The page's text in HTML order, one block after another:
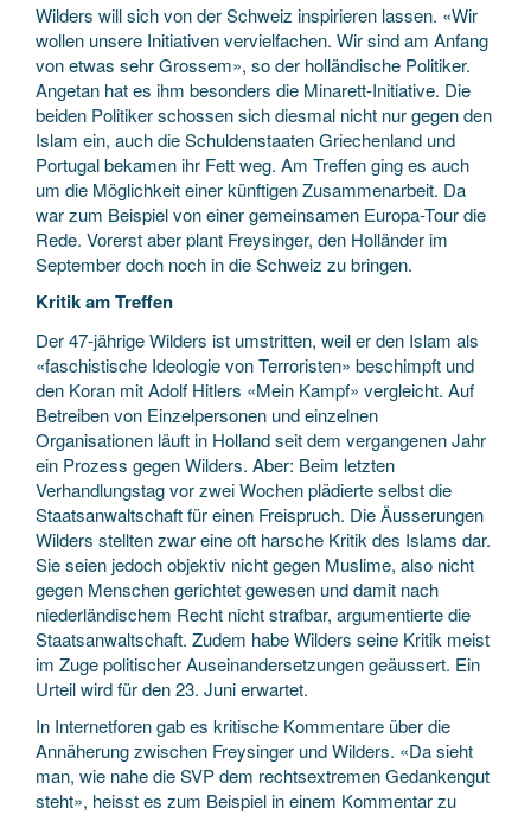
Wilders will sich von der Schweiz inspirieren lassen. «Wir
wollen unsere Initiativen vervielfachen. Wir sind am Anfang
von etwas sehr Grossem», so der holländische Politiker.
Angetan hat es ihm besonders die Minarett-Initiative. Die
beiden Politiker schossen sich diesmal nicht nur gegen den
Islam ein, auch die Schuldenstaaten Griechenland und
Portugal bekamen ihr Fett weg. Am Treffen ging es auch
um die Möglichkeit einer künftigen Zusammenarbeit. Da
war zum Beispiel von einer gemeinsamen Europa-Tour die
Rede. Vorerst aber plant Freysinger, den Holländer im
September doch noch in die Schweiz zu bringen.
Kritik am Treffen
Der 47-jährige Wilders ist umstritten, weil er den Islam als
«faschistische Ideologie von Terroristen» beschimpft und
den Koran mit Adolf Hitlers «Mein Kampf» vergleicht. Auf
Betreiben von Einzelpersonen und einzelnen
Organisationen läuft in Holland seit dem vergangenen Jahr
ein Prozess gegen Wilders. Aber: Beim letzten
Verhandlungstag vor zwei Wochen plädierte selbst die
Staatsanwaltschaft für einen Freispruch. Die Äusserungen
Wilders stellten zwar eine oft harsche Kritik des Islams dar.
Sie seien jedoch objektiv nicht gegen Muslime, also nicht
gegen Menschen gerichtet gewesen und damit nach
niederländischem Recht nicht strafbar, argumentierte die
Staatsanwaltschaft. Zudem habe Wilders seine Kritik meist
im Zuge politischer Auseinandersetzungen geäussert. Ein
Urteil wird für den 23. Juni erwartet.
In Internetforen gab es kritische Kommentare über die
Annäherung zwischen Freysinger und Wilders. «Da sieht
man, wie nahe die SVP dem rechtsextremen Gedankengut
steht», heisst es zum Beispiel in einem Kommentar zu